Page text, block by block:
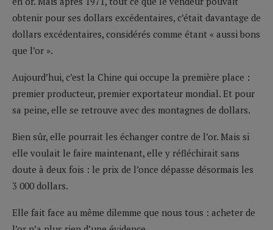
obtenir pour ses dollars excédentaires, c’était davantage de
dollars excédentaires, considérés comme étant « aussi bons
que l’or ».
Aujourd’hui, c’est la Chine qui occupe la première place :
premier producteur, premier exportateur mondial. Et pour
sa peine, elle se retrouve avec des montagnes de dollars.
Bien sûr, elle pourrait les échanger contre de l’or. Mais si
elle voulait le faire maintenant, elle y réfléchirait sans
doute à deux fois : le prix de l’once dépasse désormais les
3 000 dollars.
Elle fait face au même dilemme que nous tous : acheter de